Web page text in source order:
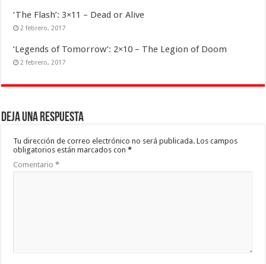
‘The Flash’: 3×11 – Dead or Alive
2 febrero, 2017
‘Legends of Tomorrow’: 2×10 – The Legion of Doom
2 febrero, 2017
Deja una respuesta
Tu dirección de correo electrónico no será publicada. Los campos
obligatorios están marcados con*
Comentario*